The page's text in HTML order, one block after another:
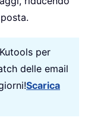
per
delle email
Scarica